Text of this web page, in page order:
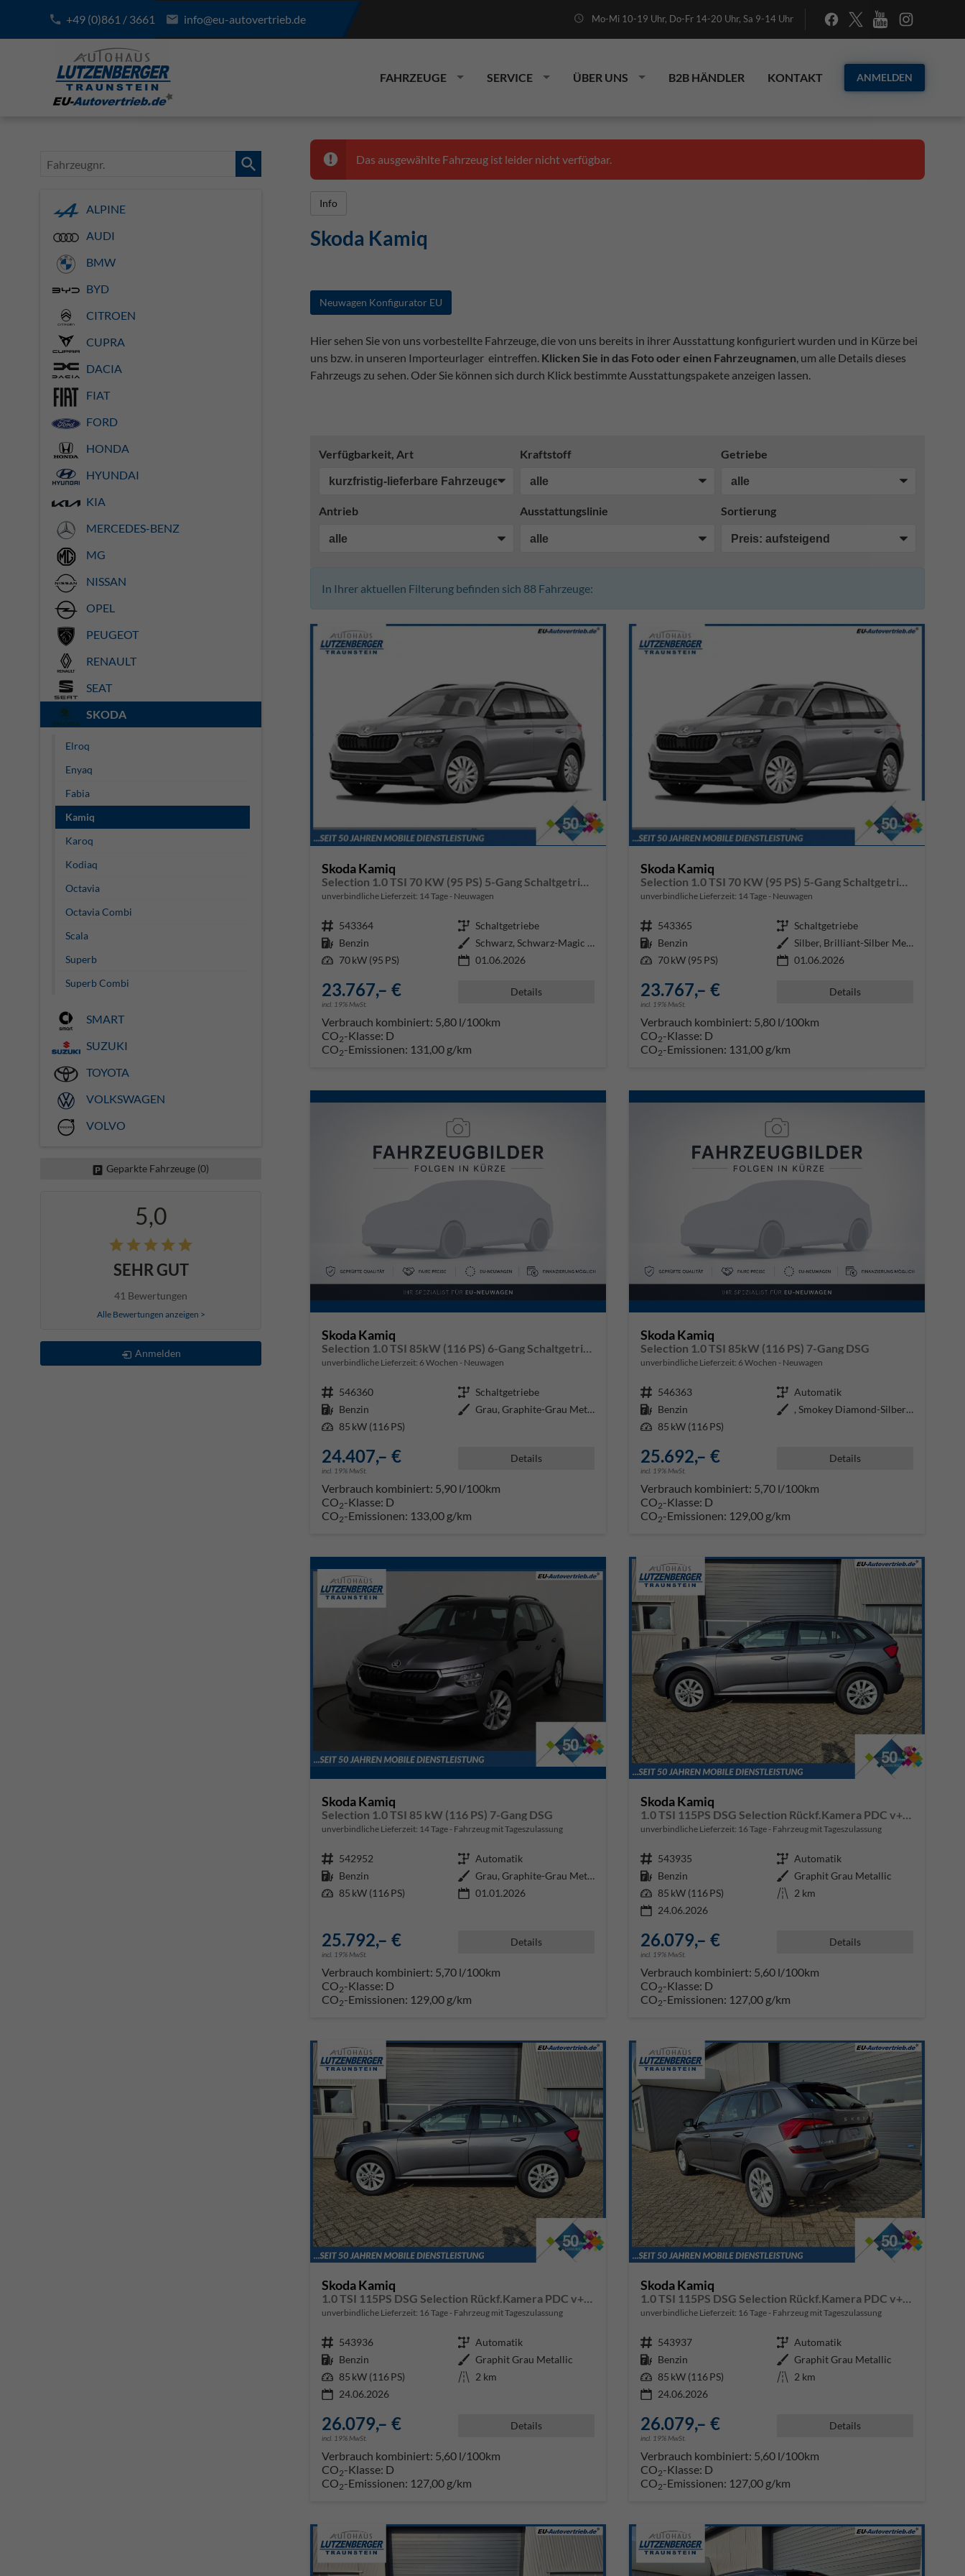
+49 (0)861 / 3661 info@eu-autovertrieb.de Mo-Mi 10-19 Uhr, Do-Fr 14-20 Uhr, Sa 9-14 Uhr
FAHRZEUGE SERVICE ÜBER UNS B2B HÄNDLER KONTAKT ANMELDEN
Das ausgewählte Fahrzeug ist leider nicht verfügbar.
Info
Skoda Kamiq
Neuwagen Konfigurator EU
Hier sehen Sie von uns vorbestellte Fahrzeuge, die von uns bereits in ihrer Ausstattung konfiguriert wurden und in Kürze bei
uns bzw. in unseren Importeurlager eintreffen. Klicken Sie in das Foto oder einen Fahrzeugnamen , um alle Details dieses
Fahrzeugs zu sehen. Oder Sie können sich durch Klick bestimmte Ausstattungspakete anzeigen lassen.
Verfügbarkeit, Art Kraftstoff Getriebe
Antrieb Ausstattungslinie Sortierung
In Ihrer aktuellen Filterung befinden sich 88Fahrzeuge:
Skoda Kamiq
Selection 1.0 TSI 70 KW (95 PS) 5-Gang Schaltgetriebe
unverbindliche Lieferzeit: 14 Tage Neuwagen
Fahrzeugnr. 543364 Getriebe Schaltgetriebe
Kraftstoff Benzin Außenfarbe
Schwarz, Schwarz-Magic Perleffek
Leistung 70 kW (95 PS) 01.06.2026
23.767,– €
incl. 19% MwSt.
Details
Verbrauch kombiniert: 5,80 l/100km
CO2-Klasse: D
CO2-Emissionen: 131,00 g/km
Skoda Kamiq
Selection 1.0 TSI 70 KW (95 PS) 5-Gang Schaltgetriebe
unverbindliche Lieferzeit: 14 Tage Neuwagen
Fahrzeugnr. 543365 Getriebe Schaltgetriebe
Kraftstoff Benzin Außenfarbe
Silber, Brilliant-Silber Metalli
Leistung 70 kW (95 PS) 01.06.2026
23.767,– €
incl. 19% MwSt.
Details
Verbrauch kombiniert: 5,80 l/100km
CO2-Klasse: D
CO2-Emissionen: 131,00 g/km
Skoda Kamiq
Selection 1.0 TSI 85kW (116 PS) 6-Gang Schaltgetriebe
unverbindliche Lieferzeit: 6 Wochen Neuwagen
Fahrzeugnr. 546360 Getriebe Schaltgetriebe
Kraftstoff Benzin Außenfarbe
Grau, Graphite-Grau Metallic (5X
Leistung 85 kW (116 PS)
24.407,– €
incl. 19% MwSt.
Details
Verbrauch kombiniert: 5,90 l/100km
CO2-Klasse: D
CO2-Emissionen: 133,00 g/km
Skoda Kamiq
Selection 1.0 TSI 85kW (116 PS) 7-Gang DSG
unverbindliche Lieferzeit: 6 Wochen Neuwagen
Fahrzeugnr. 546363 Getriebe Automatik
Kraftstoff Benzin Außenfarbe
, Smokey Diamond-Silber Metallic
Leistung 85 kW (116 PS)
25.692,– €
incl. 19% MwSt.
Details
Verbrauch kombiniert: 5,70 l/100km
CO2-Klasse: D
CO2-Emissionen: 129,00 g/km
Skoda Kamiq
Selection 1.0 TSI 85 kW (116 PS) 7-Gang DSG
unverbindliche Lieferzeit: 14 Tage Fahrzeug mit Tageszulassung
Fahrzeugnr. 542952 Getriebe Automatik
Kraftstoff Benzin Außenfarbe
Grau, Graphite-Grau Metallic (5X
Leistung 85 kW (116 PS) 01.01.2026
25.792,– €
incl. 19% MwSt.
Details
Verbrauch kombiniert: 5,70 l/100km
CO2-Klasse: D
CO2-Emissionen: 129,00 g/km
Skoda Kamiq
1.0 TSI 115PS DSG Selection Rückf.Kamera PDC v+h Sitzheizung Klimaautomatik Skoda-Radio Apple CarPlay + Android Auto Tempomat Garantieverlängerung 16"LM
unverbindliche Lieferzeit: 16 Tage Fahrzeug mit Tageszulassung
Fahrzeugnr. 543935 Getriebe Automatik
Kraftstoff Benzin Außenfarbe Graphit Grau Metallic
Leistung 85 kW (116 PS) Kilometerstand 2 km
24.06.2026
26.079,– €
incl. 19% MwSt.
Details
Verbrauch kombiniert: 5,60 l/100km
CO2-Klasse: D
CO2-Emissionen: 127,00 g/km
Skoda Kamiq
1.0 TSI 115PS DSG Selection Rückf.Kamera PDC v+h Sitzheizung Klimaautomatik Skoda-Radio Apple CarPlay + Android Auto Tempomat Garantieverlängerung 16"LM
unverbindliche Lieferzeit: 16 Tage Fahrzeug mit Tageszulassung
Fahrzeugnr. 543936 Getriebe Automatik
Kraftstoff Benzin Außenfarbe Graphit Grau Metallic
Leistung 85 kW (116 PS) Kilometerstand 2 km
24.06.2026
26.079,– €
incl. 19% MwSt.
Details
Verbrauch kombiniert: 5,60 l/100km
CO2-Klasse: D
CO2-Emissionen: 127,00 g/km
Skoda Kamiq
1.0 TSI 115PS DSG Selection Rückf.Kamera PDC v+h Sitzheizung Klimaautomatik Skoda-Radio Apple CarPlay + Android Auto Tempomat Garantieverlängerung 16"LM
unverbindliche Lieferzeit: 16 Tage Fahrzeug mit Tageszulassung
Fahrzeugnr. 543937 Getriebe Automatik
Kraftstoff Benzin Außenfarbe Graphit Grau Metallic
Leistung 85 kW (116 PS) Kilometerstand 2 km
24.06.2026
26.079,– €
incl. 19% MwSt.
Details
Verbrauch kombiniert: 5,60 l/100km
CO2-Klasse: D
CO2-Emissionen: 127,00 g/km
Fahrzeugnr.
ALPINE
AUDI
BMW
BYD
CITROEN
CUPRA
DACIA
FIAT
FORD
HONDA
HYUNDAI
KIA
MERCEDES-BENZ
MG
NISSAN
OPEL
PEUGEOT
RENAULT
SEAT
SKODA
Elroq
Enyaq
Fabia
Kamiq
Karoq
Kodiaq
Octavia
Octavia Combi
Scala
Superb
Superb Combi
SMART
SUZUKI
TOYOTA
VOLKSWAGEN
VOLVO
Geparkte Fahrzeuge (0)
5,0
SEHR GUT
41 Bewertungen
Alle Bewertungen anzeigen >
Anmelden